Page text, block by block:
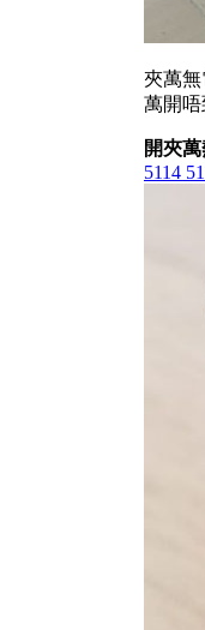
夾萬無
萬開唔
開夾
5114